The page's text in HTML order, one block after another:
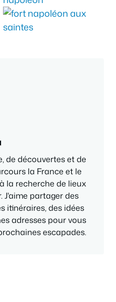
de découvertes et de
la France et le
la recherche de lieux
J'aime partager des
itinéraires, des idées
adresses pour vous
escapades.